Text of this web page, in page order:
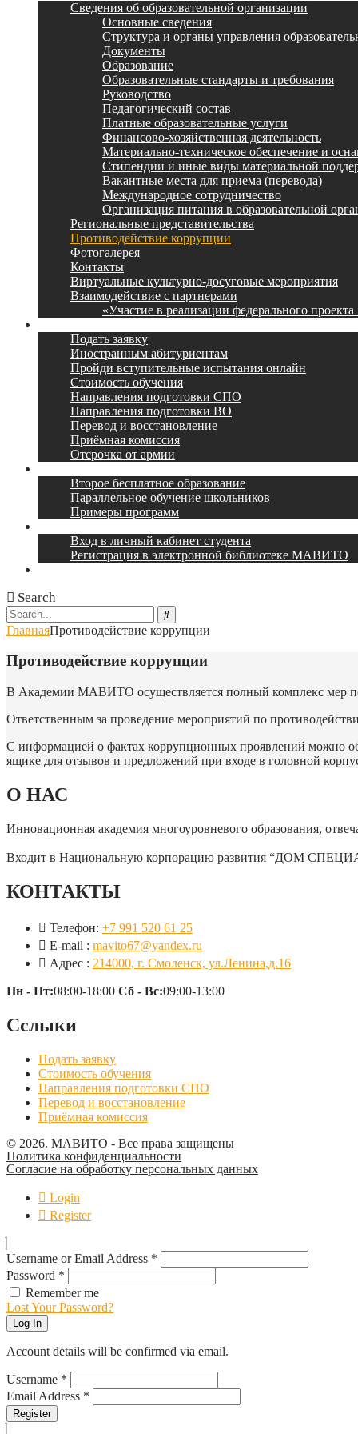
Сведения об образовательной организации
Основные сведения
Структура и органы управления
Документы
Образование
Образовательные стандарты и требования
Руководство
Педагогический состав
Платные образовательные услуги
Финансово-хозяйственная деятельность
Материально-техническое обеспечение и
Стипендии и иные виды материальной
Вакантные места для приема (перевода)
Международное сотрудничество
Организация питания в образовательной
Региональные представительства
Противодействие коррупции
Фотогалерея
Контакты
Виртуальные культурно-досуговые мероприятия
Взаимодействие с партнерами
«Участие в реализации федерального
Подать заявку
Иностранным абитуриентам
Пройди вступительные испытания онлайн
Стоимость обучения
Направления подготовки СПО
Направления подготовки ВО
Перевод и восстановление
Приёмная комиссия
Отсрочка от армии
Второе бесплатное образование
Параллельное обучение школьников
Примеры программ
Вход в личный кабинет студента
Регистрация в электронной библиотеке МАВИТО
Search
ГлавнаяПротиводействие коррупции
Противодействие коррупции
В Академии МАВИТО осуществляется полный комплекс мер
Ответственным за проведение мероприятий по
С информацией о фактах коррупционных проявлений можно
ящике для отзывов и предложений при входе в головной
О НАС
Инновационная академия многоуровневого образования,
Входит в Национальную корпорацию развития “ДОМ
КОНТАКТЫ
Телефон: +7 991 520 61 25
E-mail : mavito67@yandex.ru
Адрес : 214000, г. Смоленск, ул.Ленина,д.16
Пн - Пт:08:00-18:00 Сб - Вс:09:00-13:00
Сслыки
Подать заявку
Стоимость обучения
Направления подготовки СПО
Перевод и восстановление
Приёмная комиссия
© 2026. МАВИТО - Все права защищены
Политика конфиденциальности
Согласие на обработку персональных данных
Login
Register
Username or Email Address *
Password *
Remember me
Lost Your Password?
Log In
Account details will be confirmed via email.
Username *
Email Address *
Register